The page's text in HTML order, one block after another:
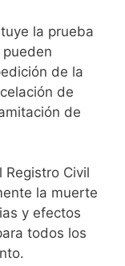
la prueba
de la
de
de
Civil
la muerte
y efectos
todos los